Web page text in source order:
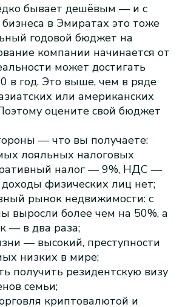
бывает дешёвым — и с
в Эмиратах это тоже
годовой бюджет на
компании начинается от
может достигать
в год. Это выше, чем в ряде
или американских
оцените свой бюджет
— что вы получаете:
лояльных налоговых
налог — 9%, НДС —
доходы физических лиц нет;
рынок недвижимости: с
выросли более чем на 50%, а
— в два раза;
— высокий, преступности
низких в мире;
получить резидентскую визу
семьи;
криптовалютой и